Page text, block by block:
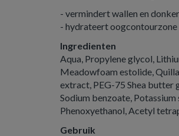
- vermindert wallen en
- hydrateert oogcontourzone
Ingredienten
Aqua, Propylene glycol,
Meadowfoam estolide,
extract, PEG-75 Shea butter
Sodium benzoate,
Phenoxyethanol, Acetyl
Gebruik